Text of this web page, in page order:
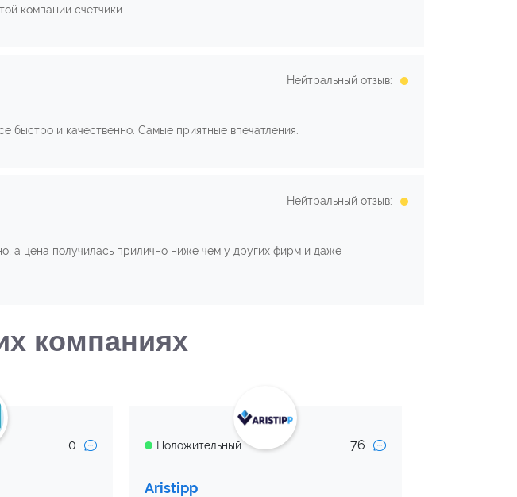
компании счетчики.
Нейтральный отзыв:
быстро и качественно. Самые приятные впечатления.
Нейтральный отзыв:
а цена получилась прилично ниже чем у других фирм и даже
компаниях
0 Положительный 76
Aristipp